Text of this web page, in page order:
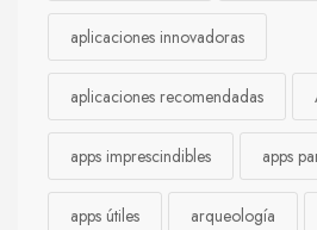
aplicaciones innovadoras
aplicaciones recomendadas
apps imprescindibles apps
apps útiles arqueología